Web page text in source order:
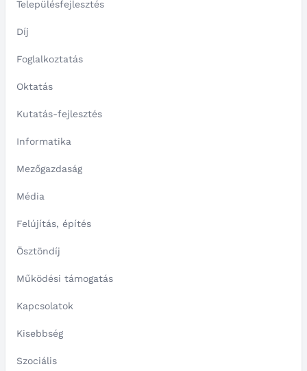
Településfejlesztés
Díj
Foglalkoztatás
Oktatás
Kutatás-fejlesztés
Informatika
Mezőgazdaság
Média
Felújítás, építés
Ösztöndíj
Működési támogatás
Kapcsolatok
Kisebbség
Szociális